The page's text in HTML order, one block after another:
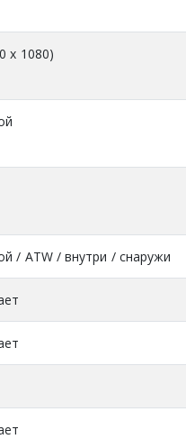
x 1080)
/ ATW / внутри / снаружи